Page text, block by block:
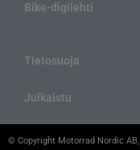
Bike-digilehti
Tietosuoja
Julkaistu
© Copyright Motorrad Nordic